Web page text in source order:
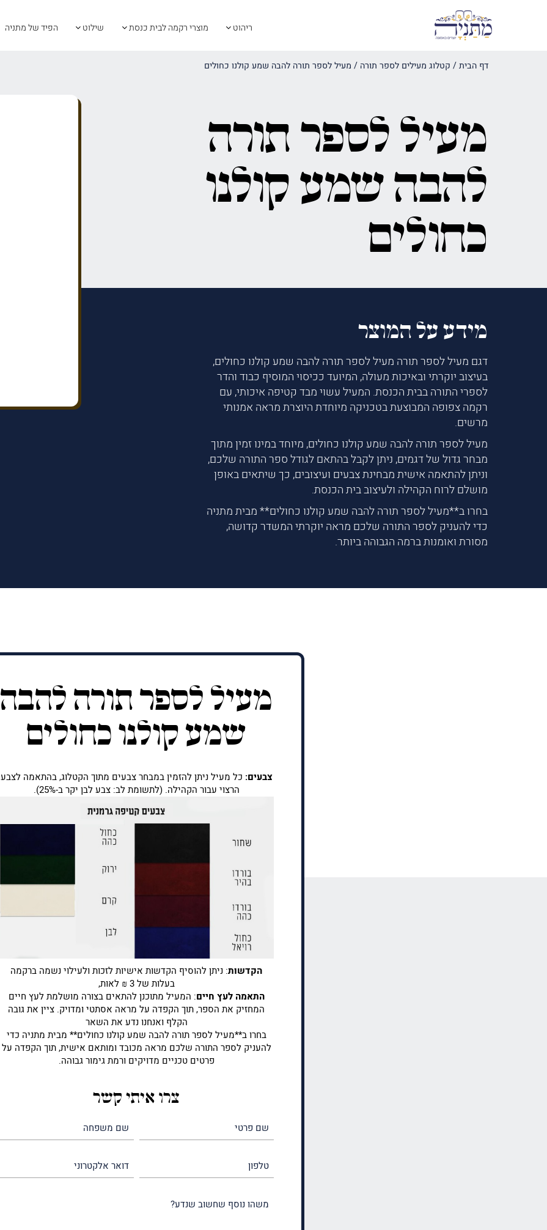
ריהוט מוצרי רקמה לבית כנסת שילוט הפיד של מתניה
דף הבית/ קטלוג מעילים לספר תורה / מעיל לספר תורה להבה שמע קולנו כחולים
מעיל לספר תורה
להבה שמע קולנו
כחולים
מידע על המוצר
דגם מעיל לספר תורה מעיל לספר תורה להבה שמע קולנו כחולים,
בעיצוב יוקרתי ובאיכות מעולה, המיועד ככיסוי המוסיף כבוד והדר
לספרי התורה בבית הכנסת. המעיל עשוי מבד קטיפה איכותי, עם
רקמה צפופה המבוצעת בטכניקה מיוחדת היוצרת מראה אמנותי
מרשים.
מעיל לספר תורה להבה שמע קולנו כחולים, מיוחד במינו זמין מתוך
מבחר גדול של דגמים, ניתן לקבל בהתאם לגודל ספר התורה שלכם,
וניתן להתאמה אישית מבחינת צבעים ועיצובים, כך שיתאים באופן
מושלם לרוח הקהילה ולעיצוב בית הכנסת.
בחרו ב**מעיל לספר תורה להבה שמע קולנו כחולים** מבית מתניה
כדי להעניק לספר התורה שלכם מראה יוקרתי המשדר קדושה,
מסורת ואומנות ברמה הגבוהה ביותר.
מעיל לספר תורה להבה
שמע קולנו כחולים
צבעים: כל מעיל ניתן להזמין במבחר צבעים מתוך הקטלוג, בהתאמה לצבע
הרצוי עבור הקהילה. (לתשומת לב: צבע לבן יקר ב-25%).
הקדשות: ניתן להוסיף הקדשות אישיות לזכות ולעילוי נשמה ברקמה
בעלות של 3 ₪ לאות,
התאמה לעץ חיים: המעיל מתוכנן להתאים בצורה מושלמת לעץ חיים
המחזיק את הספר, תוך הקפדה על מראה אסתטי ומדויק. ציין את גובה
הקלף ואנחנו נדע את השאר
בחרו ב**מעיל לספר תורה להבה שמע קולנו כחולים** מבית מתניה כדי
להעניק לספר התורה שלכם מראה מכובד ומותאם אישית, תוך הקפדה על
פרטים טכניים מדויקים ורמת גימור גבוהה.
צרו איתי קשר